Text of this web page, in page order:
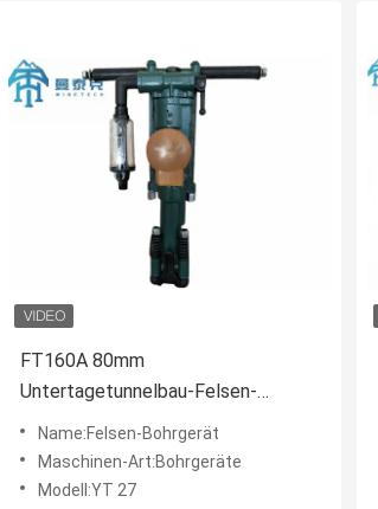
FT160A 80mm
Untertagetunnelbau-Felsen-
Bohrmaschine YT27 Jack Hammer
Name:Felsen-Bohrgerät
Maschinen-Art:Bohrgeräte
Modell:YT 27